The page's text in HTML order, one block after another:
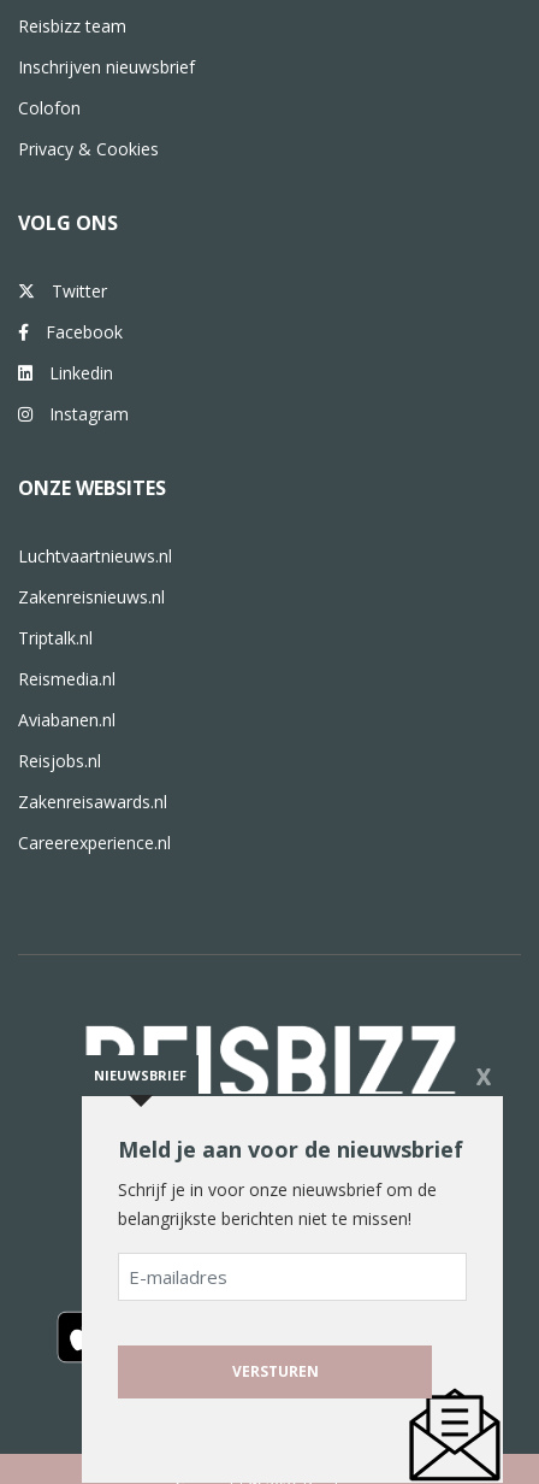
Reisbizz team
Inschrijven nieuwsbrief
Colofon
Privacy & Cookies
VOLG ONS
Twitter
Facebook
Linkedin
Instagram
ONZE WEBSITES
Luchtvaartnieuws.nl
Zakenreisnieuws.nl
Triptalk.nl
Reismedia.nl
Aviabanen.nl
Reisjobs.nl
Zakenreisawards.nl
Careerexperience.nl
De reiswereld in woord en beeld
NIEUWSBRIEF X
Meld je aan voor de nieuwsbrief
Schrijf je in voor onze nieuwsbrief om de
belangrijkste berichten niet te missen!
E-
mailadres